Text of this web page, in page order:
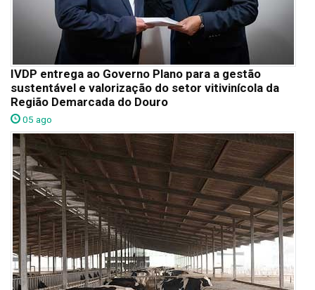
IVDP entrega ao Governo Plano para a gestão
sustentável e valorização do setor vitivinícola da
Região Demarcada do Douro
05 ago